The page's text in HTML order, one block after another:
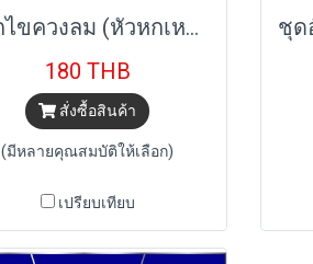
ดอกไขควงลม (หัวหกเหลี่ยม-หัวแฉก) 100mm. 10ตัว/ชุด STANNOX
180 THB
สั่งซื้อสินค้า
(มีหลายคุณสมบัติให้เลือก)
เปรียบเทียบ